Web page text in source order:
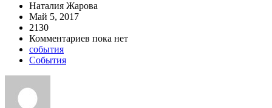
Наталия Жарова
Май 5, 2017
2130
Комментариев пока нет
события
События